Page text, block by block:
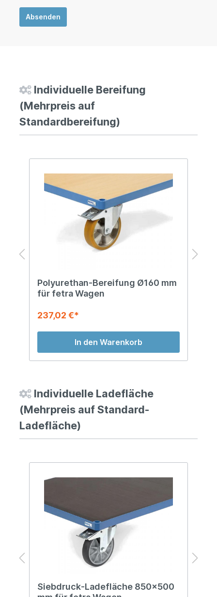
Absenden
Individuelle Bereifung
(Mehrpreis auf
Standardbereifung)
Polyurethan-Bereifung Ø160 mm
für fetra Wagen
237,02 €*
In den Warenkorb
Individuelle Ladefläche
(Mehrpreis auf Standard-
Ladefläche)
Siebdruck-Ladefläche 850x500